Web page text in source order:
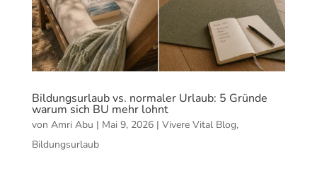
Bildungsurlaub vs. normaler Urlaub: 5 Gründe
warum sich BU mehr lohnt
von Amri Abu | Mai 9, 2026| Vivere Vital Blog,
Bildungsurlaub